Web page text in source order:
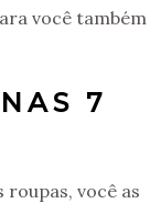
você também
7
roupas, você as